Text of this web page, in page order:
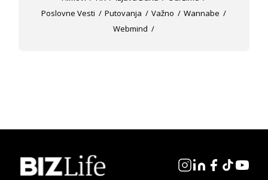
Poslovne Vesti
Putovanja Važno
Wannabe
Webmind